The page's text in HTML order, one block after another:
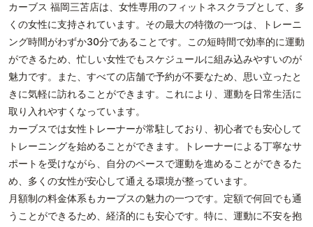
カーブス 福岡三苫店は、女性専用のフィットネスクラブとして、多
くの女性に支持されています。その最大の特徴の一つは、トレーニ
ング時間がわずか30分であることです。この短時間で効率的に運動
ができるため、忙しい女性でもスケジュールに組み込みやすいのが
魅力です。また、すべての店舗で予約が不要なため、思い立ったと
きに気軽に訪れることができます。これにより、運動を日常生活に
取り入れやすくなっています。
カーブスでは女性トレーナーが常駐しており、初心者でも安心して
トレーニングを始めることができます。トレーナーによる丁寧なサ
ポートを受けながら、自分のペースで運動を進めることができるた
め、多くの女性が安心して通える環境が整っています。
月額制の料金体系もカーブスの魅力の一つです。定額で何回でも通
うことができるため、経済的にも安心です。特に、運動に不安を抱